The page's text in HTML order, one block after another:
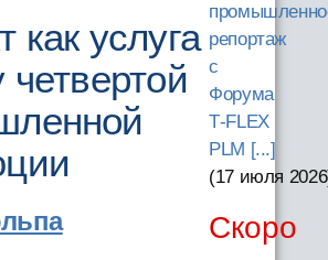
как услуга
четвертой
репортаж
с
Форума
T‑FLEX
PLM [...]
(17 июля 2026
Скоро